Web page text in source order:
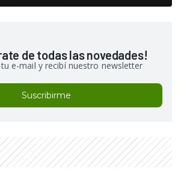
de todas las novedades!
e-mail y recibí nuestro newsletter
Suscribirme